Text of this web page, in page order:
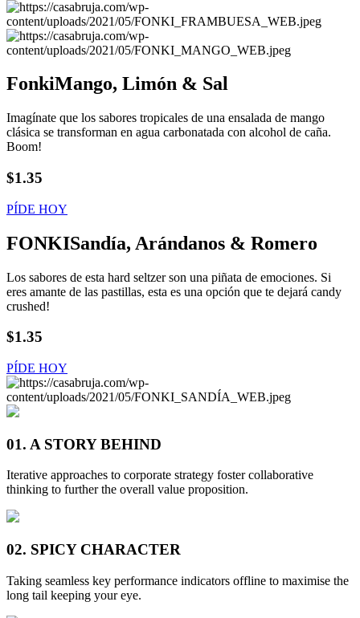
FonkiMango, Limón & Sal
Imagínate que los sabores tropicales de una ensalada de mango
clásica se transforman en agua carbonatada con alcohol de caña.
Boom!
$1.35
PÍDE HOY
FONKISandía, Arándanos & Romero
Los sabores de esta hard seltzer son una piñata de emociones. Si
eres amante de las pastillas, esta es una opción que te dejará candy
crushed!
$1.35
PÍDE HOY
01. A STORY BEHIND
Iterative approaches to corporate strategy foster collaborative
thinking to further the overall value proposition.
02. SPICY CHARACTER
Taking seamless key performance indicators offline to maximise the
long tail keeping your eye.